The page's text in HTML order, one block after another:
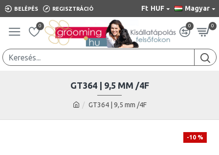
BELÉPÉS REGISZTRÁCIÓ Ft HUF Magyar
0 0 0
GT364 | 9,5 mm /4F
GT364 | 9,5 MM /4F
-10 %